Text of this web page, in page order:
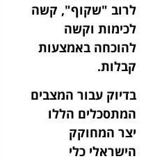
לרוב "שקוף", קשה
לכימות וקשה
להוכחה באמצעות
קבלות.
בדיוק עבור המצבים
המתסכלים הללו
יצר המחוקק
הישראלי כלי